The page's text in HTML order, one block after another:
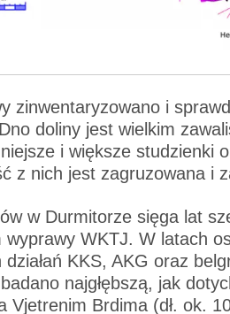
zinwentaryzowano i
doliny jest wielkim
i większe studzienki
z nich jest zagruzowana i
w Durmitorze sięga lat
wyprawy WKTJ. W latach
KKS, AKG oraz
najgłębszą, jak
Vjetrenim Brdima (dł. ok.